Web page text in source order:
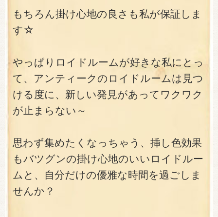
もちろん掛け心地の良さも私が保証しま
す☆
やっぱりロイドルームが好きな私にとっ
て、アンティークのロイドルームは見つ
ける度に、新しい発見があってワクワク
が止まらない～
思わず集めたくなっちゃう、挿し色効果
もバツグンの掛け心地のいいロイドルー
ムと、自分だけの優雅な時間を過ごしま
せんか？